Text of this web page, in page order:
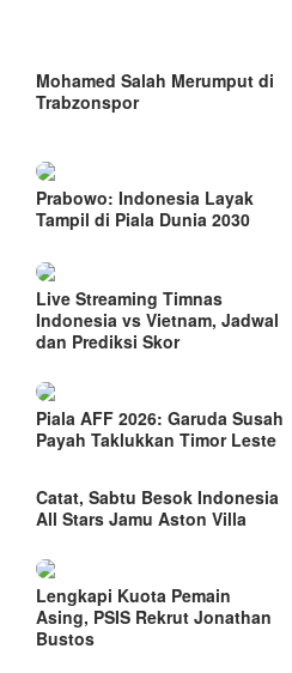
Mohamed Salah Merumput di
Trabzonspor
Prabowo: Indonesia Layak
Tampil di Piala Dunia 2030
Live Streaming Timnas
Indonesia vs Vietnam, Jadwal
dan Prediksi Skor
Piala AFF 2026: Garuda Susah
Payah Taklukkan Timor Leste
Catat, Sabtu Besok Indonesia
All Stars Jamu Aston Villa
Lengkapi Kuota Pemain
Asing, PSIS Rekrut Jonathan
Bustos